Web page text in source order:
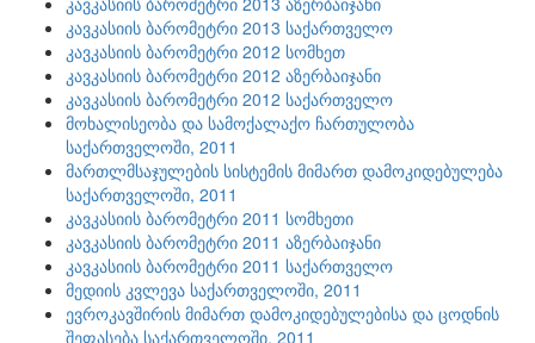
კავკასიის ბარომეტრი 2013 საქართველო
კავკასიის ბარომეტრი 2012 სომხეთ
კავკასიის ბარომეტრი 2012 აზერბაიჯანი
კავკასიის ბარომეტრი 2012 საქართველო
მოხალისეობა და სამოქალაქო ჩართულობა
საქართველოში, 2011
მართლმსაჯულების სისტემის მიმართ დამოკიდებულება
საქართველოში, 2011
კავკასიის ბარომეტრი 2011 სომხეთი
კავკასიის ბარომეტრი 2011 აზერბაიჯანი
კავკასიის ბარომეტრი 2011 საქართველო
მედიის კვლევა საქართველოში, 2011
ევროკავშირის მიმართ დამოკიდებულებისა და ცოდნის
შეფასება საქართველოში, 2011